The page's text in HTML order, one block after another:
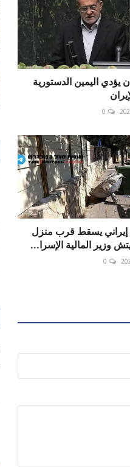
يؤدي اليمين الدستورية
0
يسقط قرب منزل
وزير المالية الإسرا...
0